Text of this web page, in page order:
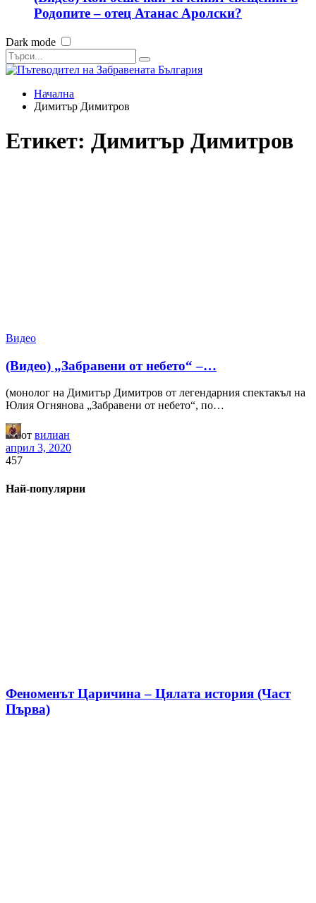
Родопите – отец Атанас Аролски?
Dark mode
Начална
Димитър Димитров
Етикет: Димитър Димитров
Видео
(Видео) „Забравени от небето“ –…
(монолог на Димитър Димитров от легендарния спектакъл на
Юлия Огнянова „Забравени от небето“, по…
от вилиан
април 3, 2020
457
Най-популярни
Феноменът Царичина – Цялата история (Част
Първа)